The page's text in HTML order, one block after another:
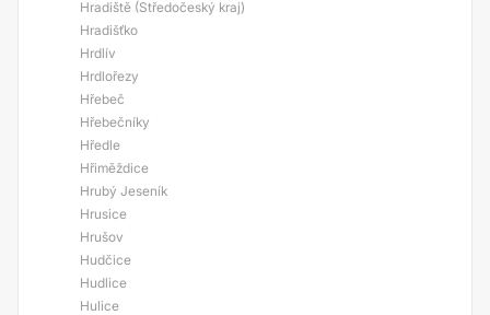
Hradiště (Středočeský kraj)
Hradišťko
Hrdlív
Hrdlořezy
Hřebeč
Hřebečníky
Hředle
Hřiměždice
Hrubý Jeseník
Hrusice
Hrušov
Hudčice
Hudlice
Hulice